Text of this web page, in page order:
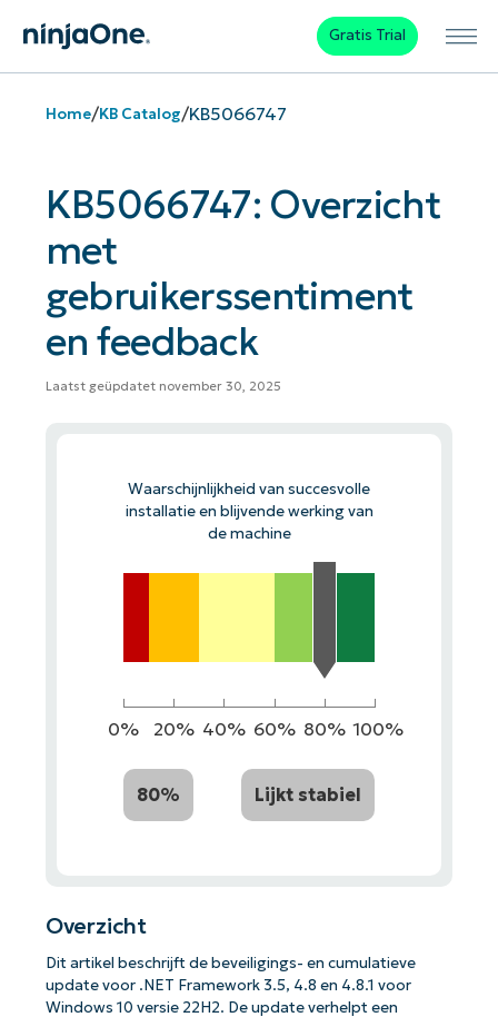
Gratis Trial
Home/KB Catalog/KB5066747
KB5066747: Overzicht
met
gebruikerssentiment
en feedback
Laatst geüpdatet november 30, 2025
Waarschijnlijkheid van succesvolle
installatie en blijvende werking van
de machine
0% 20% 40% 60% 80% 100%
80% Lijkt stabiel
Overzicht
Dit artikel beschrijft de beveiligings- en cumulatieve
update voor .NET Framework 3.5, 4.8 en 4.8.1 voor
Windows 10 versie 22H2. De update verhelpt een